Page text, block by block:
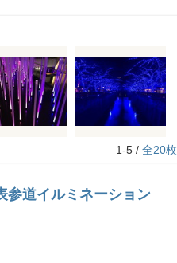
1-5 / 全20枚
道イルミネーション